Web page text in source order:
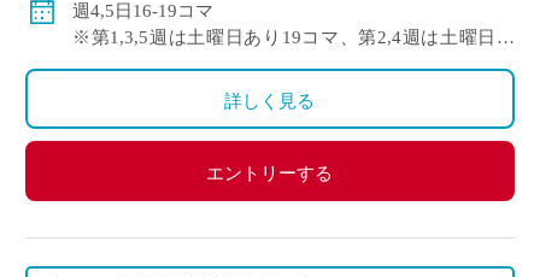
週4,5日16-19コマ
※第1,3,5週は土曜日あり19コマ、第2,4週は土曜日な
詳しく見る
エントリーする